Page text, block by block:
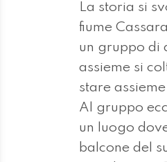
La storia si
fiume
un gruppo di
assieme si
stare
Al gruppo
un luogo
balcone del